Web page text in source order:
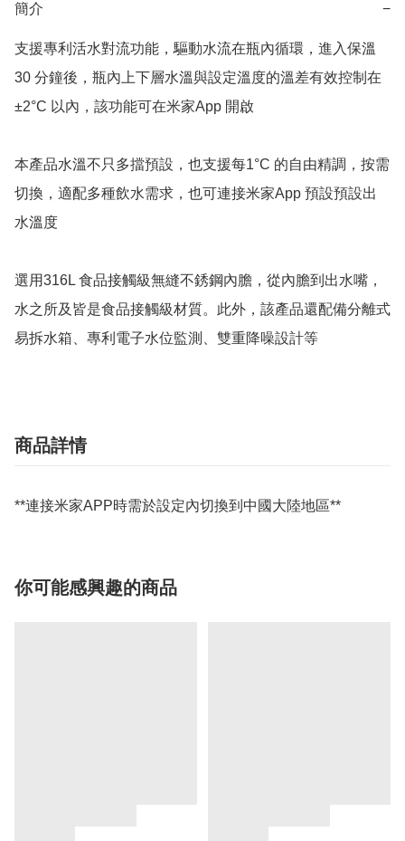
簡介 −
支援專利活水對流功能，驅動水流在瓶內循環，進入保溫
30 分鐘後，瓶內上下層水溫與設定溫度的溫差有效控制在
±2°C 以內，該功能可在米家App 開啟
本產品水溫不只多擋預設，也支援每1°C 的自由精調，按需
切換，適配多種飲水需求，也可連接米家App 預設預設出
水溫度
選用316L 食品接觸級無縫不銹鋼內膽，從內膽到出水嘴，
水之所及皆是食品接觸級材質。此外，該產品還配備分離式
商品詳情
**連接米家APP時需於設定內切換到中國大陸地區**
你可能感興趣的商品